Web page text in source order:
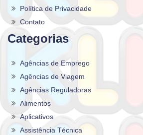
Política de Privacidade
Contato
Categorias
Agências de Emprego
Agências de Viagem
Agências Reguladoras
Alimentos
Aplicativos
Assistência Técnica